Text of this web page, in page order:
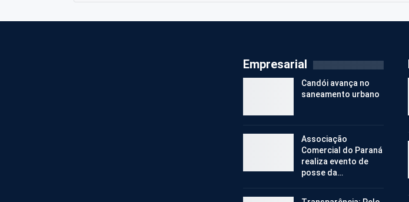
Empresarial
Candói avança no
saneamento urbano
Associação
Comercial do Paraná
realiza evento de
posse da…